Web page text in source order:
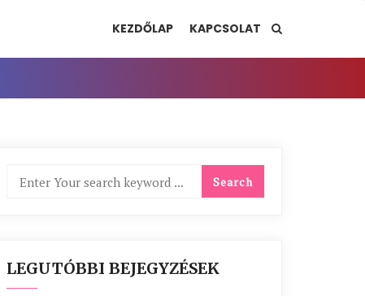
KEZDŐLAP KAPCSOLAT
LEGUTÓBBI BEJEGYZÉSEK